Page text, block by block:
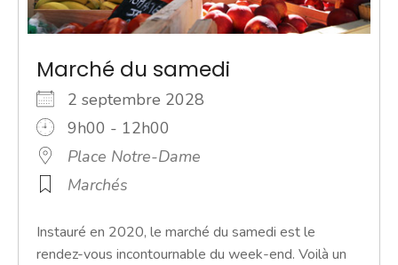
Marché du samedi
2 septembre 2028
9h00 - 12h00
Place Notre-Dame
Marchés
Instauré en 2020, le marché du samedi est le
rendez-vous incontournable du week-end. Voilà un